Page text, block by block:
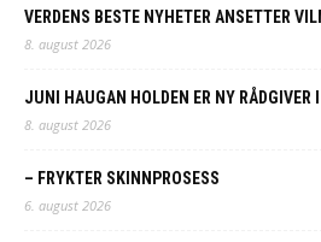
VERDENS BESTE NYHETER ANSETTER
8. august 2026
JUNI HAUGAN HOLDEN ER NY RÅDGIVER
8. august 2026
– FRYKTER SKINNPROSESS
6. august 2026